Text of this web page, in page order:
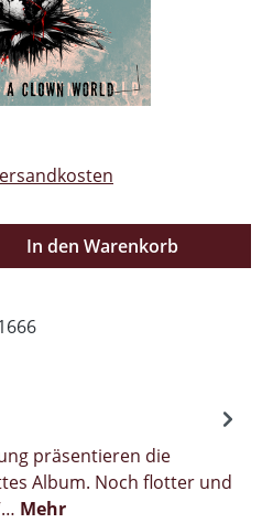
den gewünschten
In den Warenkorb
präsentieren die
Album. Noch flotter und
Mehr